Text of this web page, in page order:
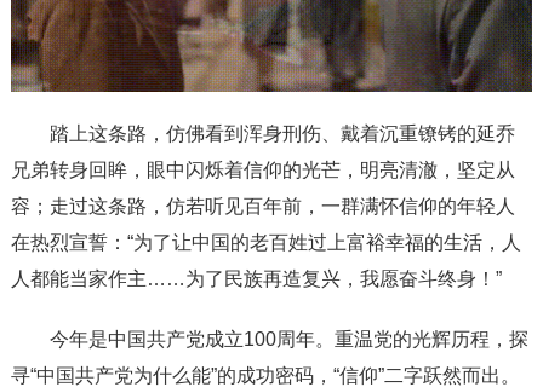
踏上这条路，仿佛看到浑身刑伤、戴着沉重镣铐的延乔
兄弟转身回眸，眼中闪烁着信仰的光芒，明亮清澈，坚定从
容；走过这条路，仿若听见百年前，一群满怀信仰的年轻人
在热烈宣誓：“为了让中国的老百姓过上富裕幸福的生活，人
人都能当家作主……为了民族再造复兴，我愿奋斗终身！”
今年是中国共产党成立100周年。重温党的光辉历程，探
寻“中国共产党为什么能”的成功密码，“信仰”二字跃然而出。